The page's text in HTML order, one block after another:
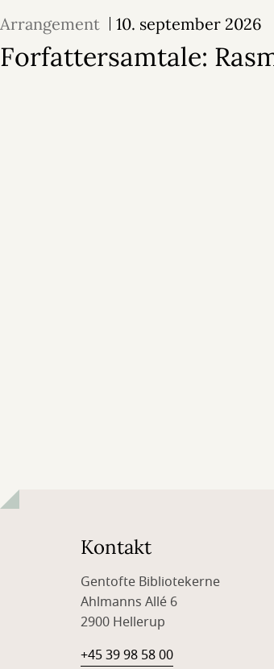
Arrangement 10. september 2026
Forfattersamtale:
Kontakt
Gentofte Bibliotekerne
Ahlmanns Allé 6
2900 Hellerup
+45 39 98 58 00